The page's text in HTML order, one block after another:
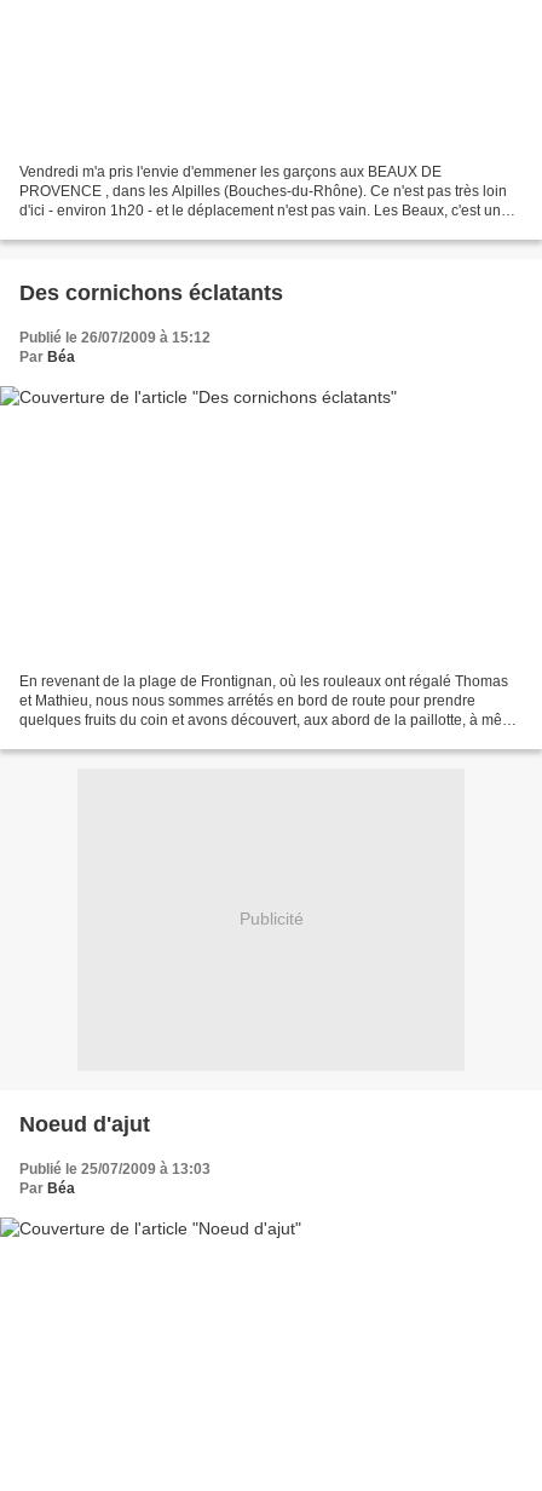
Vendredi m'a pris l'envie d'emmener les garçons aux BEAUX DE
PROVENCE , dans les Alpilles (Bouches-du-Rhône). Ce n'est pas très loin
d'ici - environ 1h20 - et le déplacement n'est pas vain. Les Beaux, c'est un
Des cornichons éclatants
Publié le 26/07/2009 à 15:12
Par Béa
En revenant de la plage de Frontignan, où les rouleaux ont régalé Thomas
et Mathieu, nous nous sommes arrétés en bord de route pour prendre
quelques fruits du coin et avons découvert, aux abord de la paillotte, à même
Publicité
Noeud d'ajut
Publié le 25/07/2009 à 13:03
Par Béa